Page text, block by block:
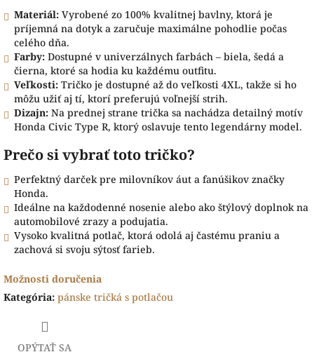
Materiál: Vyrobené zo 100% kvalitnej bavlny, ktorá je
príjemná na dotyk a zaručuje maximálne pohodlie počas
celého dňa.
Farby: Dostupné v univerzálnych farbách – biela, šedá a
čierna, ktoré sa hodia ku každému outfitu.
Veľkosti: Tričko je dostupné až do veľkosti 4XL, takže si ho
môžu užiť aj tí, ktorí preferujú voľnejší strih.
Dizajn: Na prednej strane trička sa nachádza detailný motív
Honda Civic Type R, ktorý oslavuje tento legendárny model.
Prečo si vybrať toto tričko?
Perfektný darček pre milovníkov áut a fanúšikov značky
Honda.
Ideálne na každodenné nosenie alebo ako štýlový doplnok na
automobilové zrazy a podujatia.
Vysoko kvalitná potlač, ktorá odolá aj častému praniu a
zachová si svoju sýtosť farieb.
Možnosti doručenia
Kategória: pánske tričká s potlačou
OPÝTAŤ SA